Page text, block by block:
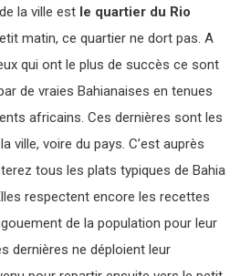
la ville est le quartier du Rio
matin, ce quartier ne dort pas. A
qui ont le plus de succès ce sont
de vraies Bahianaises en tenues
africains. Ces dernières sont les
ville, voire du pays. C’est auprès
tous les plats typiques de Bahia
respectent encore les recettes
de la population pour leur
dernières ne déploient leur